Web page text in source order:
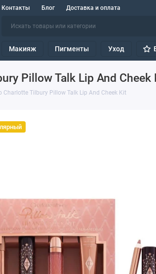
Контакты Блог Доставка и оплата
Макияж Пигменты Уход
Pillow Talk Lip And Cheek
Charlotte Tilbury Pillow Talk Lip And Cheek Kit